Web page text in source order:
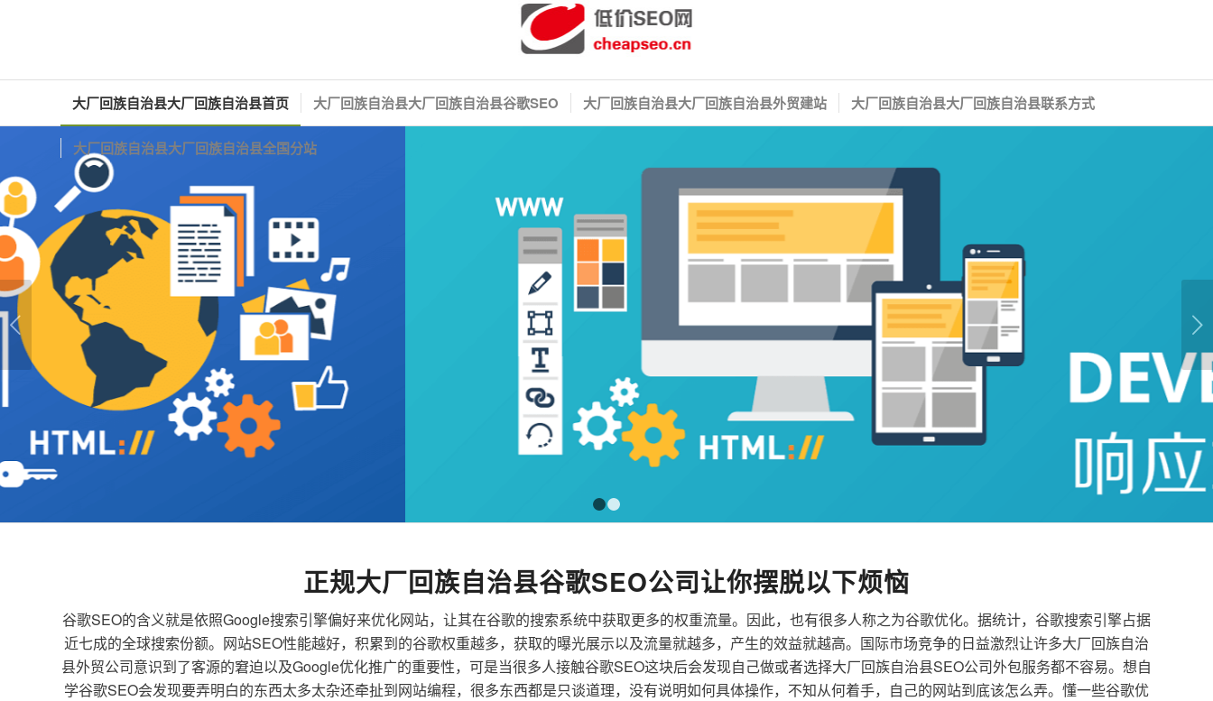
大厂回族自治县大厂回族自治县首页 大厂回族自治县大厂回族自治县谷歌SEO 大厂回族自治县大厂回族自治县外贸建站 大厂回族自治县大厂回族自治县联系方式
大厂回族自治县大厂回族自治县全国分站
正规大厂回族自治县谷歌SEO公司让你摆脱以下烦恼
谷歌SEO的含义就是依照Google搜索引擎偏好来优化网站，让其在谷歌的搜索系统中获取更多的权重流量。因此，也有很多人称之为谷歌优化。据统计，谷歌搜索引擎占据
近七成的全球搜索份额。网站SEO性能越好，积累到的谷歌权重越多，获取的曝光展示以及流量就越多，产生的效益就越高。国际市场竞争的日益激烈让许多大厂回族自治
县外贸公司意识到了客源的窘迫以及Google优化推广的重要性，可是当很多人接触谷歌SEO这块后会发现自己做或者选择大厂回族自治县SEO公司外包服务都不容易。想自
学谷歌SEO会发现要弄明白的东西太多太杂还牵扯到网站编程，很多东西都是只谈道理，没有说明如何具体操作，不知从何着手，自己的网站到底该怎么弄。懂一些谷歌优